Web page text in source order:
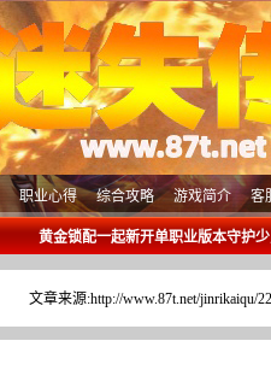
客
游戏简介
综合攻略
职业心得
黄金锁配一起新开单职业版本守护
文章来源:http://www.87t.net/jinrikaiqu/